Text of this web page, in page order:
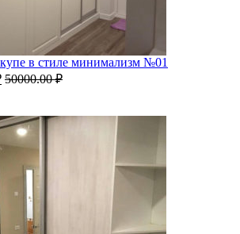
в стиле минимализм №01
50000.00₽